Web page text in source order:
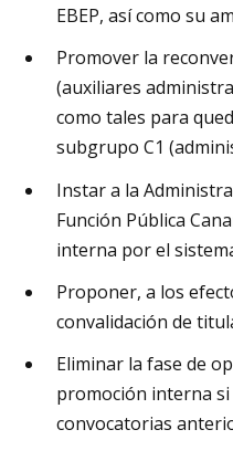
EBEP, así como su
Promover la
(auxiliares
como tales para
subgrupo C1
Instar a la
Función Pública
interna por el
Proponer, a los
convalidación de
Eliminar la fase de
promoción interna
convocatorias